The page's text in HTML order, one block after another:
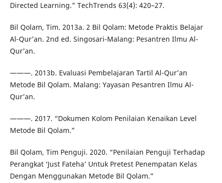
Directed Learning.” TechTrends 63(4): 420–27.
Bil Qolam, Tim. 2013a. 2 Bil Qolam: Metode Praktis Belajar
Al-Qur’an. 2nd ed. Singosari-Malang: Pesantren Ilmu Al-
Qur’an.
———. 2013b. Evaluasi Pembelajaran Tartil Al-Qur’an
Metode Bil Qolam. Malang: Yayasan Pesantren Ilmu Al-
Qur’an.
———. 2017. “Dokumen Kolom Penilaian Kenaikan Level
Metode Bil Qolam.”
Bil Qolam, Tim Penguji. 2020. “Penilaian Penguji Terhadap
Perangkat ‘Just Fateha’ Untuk Pretest Penempatan Kelas
Dengan Menggunakan Metode Bil Qolam.”